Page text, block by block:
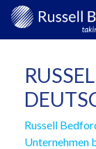
Russell
Unternehmen